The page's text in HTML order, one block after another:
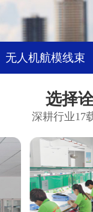
无人机航模线束
选择
深耕行业17